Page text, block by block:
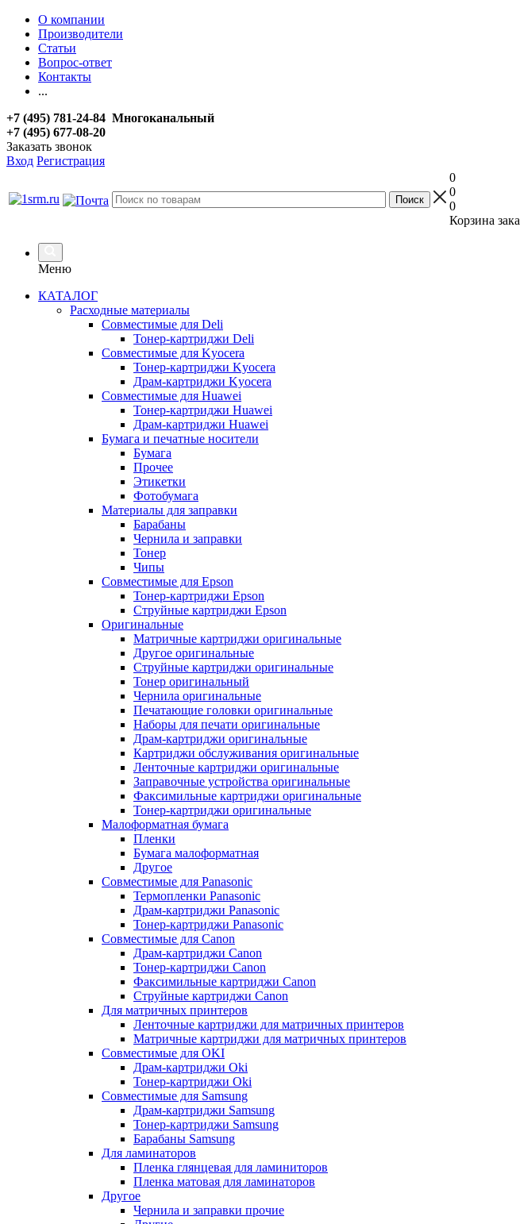
О компании
Производители
Статьи
Вопрос-ответ
Контакты
...
+7 (495) 781-24-84 Многоканальный
+7 (495) 677-08-20
Заказать звонок
Вход Регистрация
0
0
0
Корзина
Меню
КАТАЛОГ
Расходные материалы
Совместимые для Deli
Тонер-картриджи Deli
Совместимые для Kyocera
Тонер-картриджи Kyocera
Драм-картриджи Kyocera
Совместимые для Huawei
Тонер-картриджи Huawei
Драм-картриджи Huawei
Бумага и печатные носители
Бумага
Прочее
Этикетки
Фотобумага
Материалы для заправки
Барабаны
Чернила и заправки
Тонер
Чипы
Совместимые для Epson
Тонер-картриджи Epson
Струйные картриджи Epson
Оригинальные
Матричные картриджи оригинальные
Другое оригинальные
Струйные картриджи оригинальные
Тонер оригинальный
Чернила оригинальные
Печатающие головки оригинальные
Наборы для печати оригинальные
Драм-картриджи оригинальные
Картриджи обслуживания оригинальные
Ленточные картриджи оригинальные
Заправочные устройства оригинальные
Факсимильные картриджи оригинальные
Тонер-картриджи оригинальные
Малоформатная бумага
Пленки
Бумага малоформатная
Другое
Совместимые для Panasonic
Термопленки Panasonic
Драм-картриджи Panasonic
Тонер-картриджи Panasonic
Совместимые для Canon
Драм-картриджи Canon
Тонер-картриджи Canon
Факсимильные картриджи Canon
Струйные картриджи Canon
Для матричных принтеров
Ленточные картриджи для матричных принтеров
Матричные картриджи для матричных принтеров
Совместимые для OKI
Драм-картриджи Oki
Тонер-картриджи Oki
Совместимые для Samsung
Драм-картриджи Samsung
Тонер-картриджи Samsung
Барабаны Samsung
Для ламинаторов
Пленка глянцевая для ламиниторов
Пленка матовая для ламинаторов
Другое
Чернила и заправки прочие